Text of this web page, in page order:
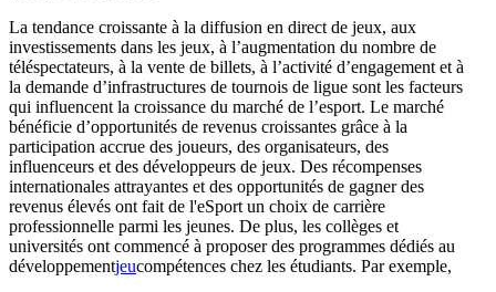
La tendance croissante à la diffusion en direct de jeux, aux
investissements dans les jeux, à l’augmentation du nombre de
téléspectateurs, à la vente de billets, à l’activité d’engagement et à
la demande d’infrastructures de tournois de ligue sont les facteurs
qui influencent la croissance du marché de l’esport. Le marché
bénéficie d’opportunités de revenus croissantes grâce à la
participation accrue des joueurs, des organisateurs, des
influenceurs et des développeurs de jeux. Des récompenses
internationales attrayantes et des opportunités de gagner des
revenus élevés ont fait de l'eSport un choix de carrière
professionnelle parmi les jeunes. De plus, les collèges et
universités ont commencé à proposer des programmes dédiés au
développementjeucompétences chez les étudiants. Par exemple,